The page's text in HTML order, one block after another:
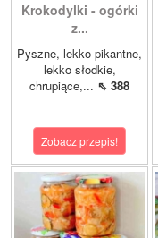
Krokodylki - ogórki
z...
Pyszne, lekko pikantne,
lekko słodkie,
chrupiące,... ⇖ 388
Zobacz przepis!